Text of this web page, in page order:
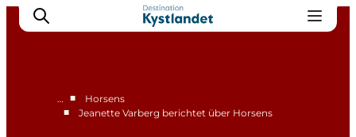
… ■
Horsens
■
Jeanette Varberg berichtet über Horsens